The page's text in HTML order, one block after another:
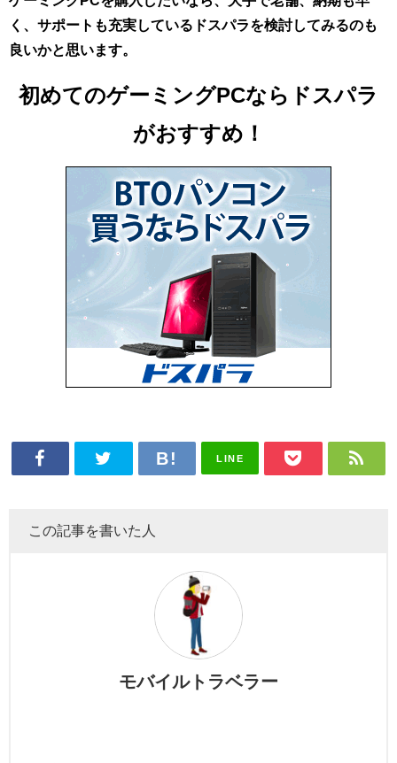
く、サポートも充実しているドスパラを検討してみるのも
良いかと思います。
初めてのゲーミングPCならドスパラ
がおすすめ！
LINE
この記事を書いた人
モバイルトラベラー